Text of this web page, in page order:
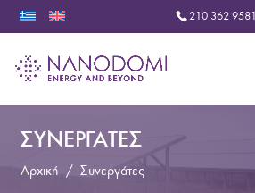
210 362 9581
ΣΥΝΕΡΓΑΤΕΣ
Αρχική / Συνεργάτες